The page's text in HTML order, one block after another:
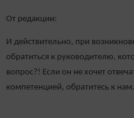
От редакции:
И действительно, при
обратиться к руководителю,
вопрос?! Если он не хочет
компетенцией, обратитесь к нам.